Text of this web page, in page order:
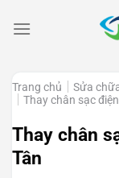
Trang chủ
Sửa
Thay chân sạc
Thay chân
Tân